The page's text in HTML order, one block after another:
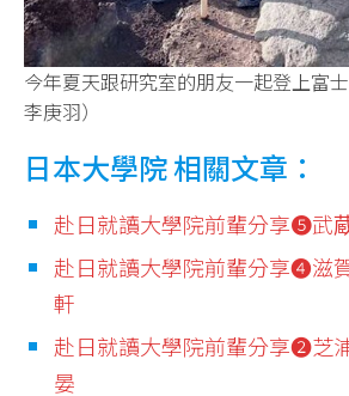
今年夏天跟研究室的朋友一起登上富
李庚羽）
日本大學院 相關文章：
赴日就讀大學院前輩分享❺武
赴日就讀大學院前輩分享❹滋
軒
赴日就讀大學院前輩分享❷芝
晏